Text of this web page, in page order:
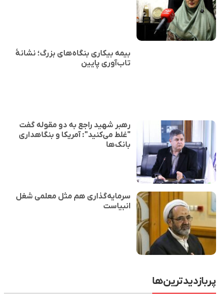
بیمه بیکاری بنگاه‌های بزرگ؛ نشانهٔ
تاب‌آوری پایین
رهبر شهید راجع به دو مقوله گفت
"غلط می‌کنید": آمریکا و بنگاهداری
بانک‌ها
سرمایه‌گذاری هم مثل معلمی شغل
انبیاست
پربازدیدترین‌ها